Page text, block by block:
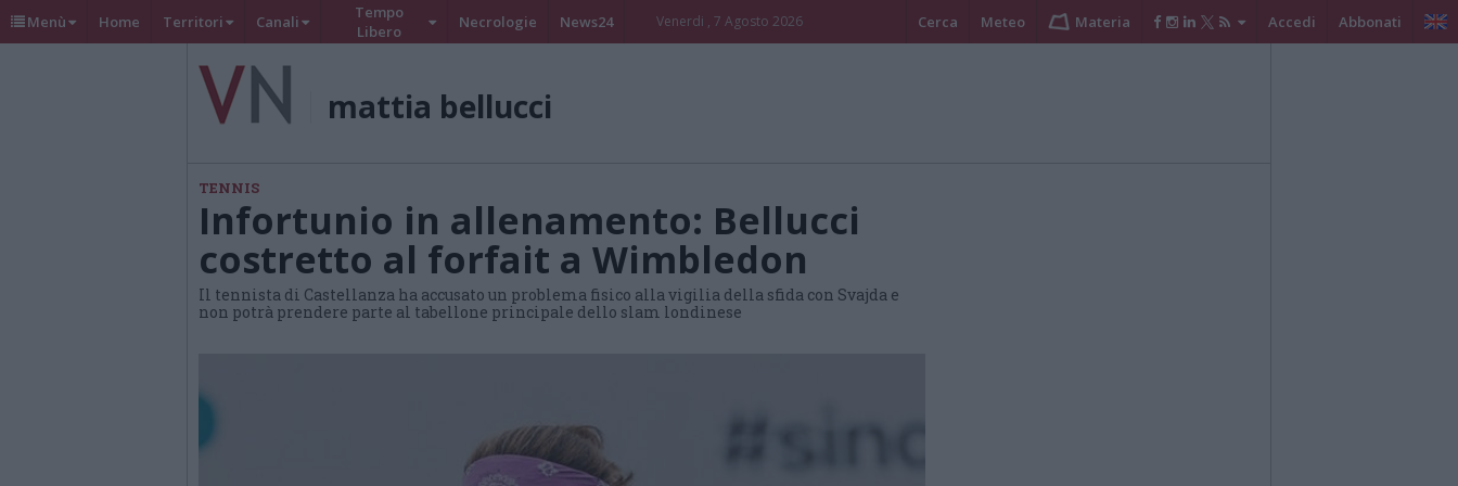
Menù Home Territori Canali
Tempo
Libero
Necrologie News24 Venerdi , 7 Agosto 2026 Cerca Meteo Materia Accedi Abbonati
mattia bellucci
TENNIS
Infortunio in allenamento: Bellucci
costretto al forfait a Wimbledon
Il tennista di Castellanza ha accusato un problema fisico alla vigilia della sfida con Svajda e
non potrà prendere parte al tabellone principale dello slam londinese